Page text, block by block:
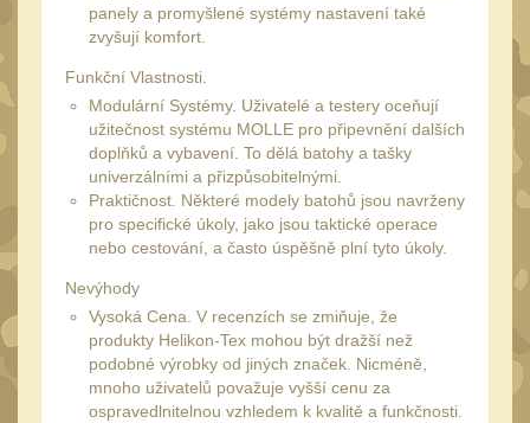
Dvojnožky na hlaveň 2
Dvojnožky pro M-LOK9
Dvojnožky pro Keymod
Dvojnožky na otočný
15
Popruhy a poutka
Príslušenstvo 18
OPTIKY(145)
panely a promyšlené systémy nastavení také
zvyšují komfort.
Funkční Vlastnosti.
Modulární Systémy. Uživatelé a testery oceňují
užitečnost systému MOLLE pro připevnění dalších
doplňků a vybavení. To dělá batohy a tašky
univerzálními a přizpůsobitelnými.
Praktičnost. Některé modely batohů jsou navrženy
pro specifické úkoly, jako jsou taktické operace
nebo cestování, a často úspěšně plní tyto úkoly.
Nevýhody
Vysoká Cena. V recenzích se zmiňuje, že
produkty Helikon-Tex mohou být dražší než
podobné výrobky od jiných značek. Nicméně,
mnoho uživatelů považuje vyšší cenu za
ospravedlnitelnou vzhledem k kvalitě a funkčnosti.